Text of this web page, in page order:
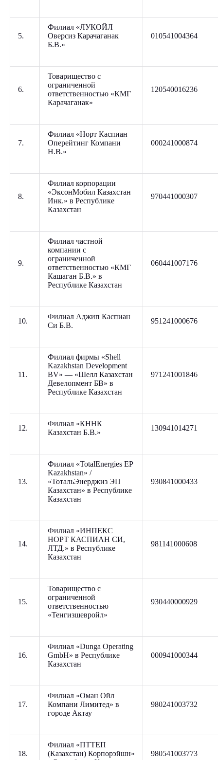
5.
Филиал «ЛУКОЙЛ
Оверсиз Карачаганак
Б.В.»
010541004364
6.
Товарищество с
ограниченной
ответственностью «КМГ
Карачаганак»
120540016236
7.
Филиал «Норт Каспиан
Оперейтинг Компани
Н.В.»
000241000874
8.
Филиал корпорации
«ЭксонМобил Казахстан
Инк.» в Республике
Казахстан
970441000307
9.
Филиал частной
компании с
ограниченной
ответственностью «КМГ
Кашаган Б.В.» в
Республике Казахстан
060441007176
10.
Филиал Аджип Каспиан
Си Б.В.
951241000676
11.
Филиал фирмы «Shell
Kazakhstan Development
BV» — «Шелл Казахстан
Девелопмент БВ» в
Республике Казахстан
971241001846
12.
Филиал «КННК
Казахстан Б.В.»
130941014271
13.
Филиал «TotalEnergies EP
Kazakhstan» /
«ТотальЭнерджиз ЭП
Казахстан» в Республике
Казахстан
930841000433
14.
Филиал «ИНПЕКС
НОРТ КАСПИАН СИ,
ЛТД.» в Республике
Казахстан
981141000608
15.
Товарищество с
ограниченной
ответственностью
«Тенгизшевройл»
930440000929
16.
Филиал «Dunga Operating
GmbH» в Республике
Казахстан
000941000344
17.
Филиал «Оман Ойл
Компани Лимитед» в
городе Актау
980241003732
18.
Филиал «ПТТЕП
(Казахстан) Корпорэйшн»
980541003773